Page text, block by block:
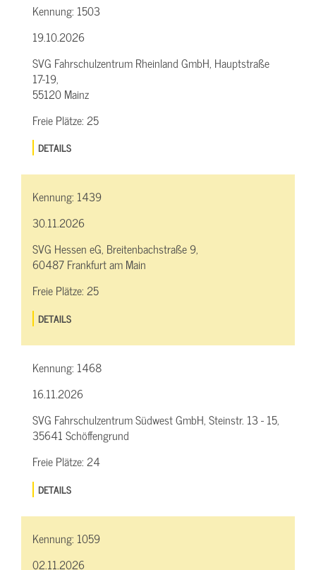
Kennung: 1503
19.10.2026
SVG Fahrschulzentrum Rheinland GmbH, Hauptstraße
17-19,
55120 Mainz
Freie Plätze:25
DETAILS
Kennung: 1439
30.11.2026
SVG Hessen eG, Breitenbachstraße 9,
60487 Frankfurt am Main
Freie Plätze:25
DETAILS
Kennung: 1468
16.11.2026
SVG Fahrschulzentrum Südwest GmbH, Steinstr. 13 - 15,
35641 Schöffengrund
Freie Plätze:24
DETAILS
Kennung: 1059
02.11.2026